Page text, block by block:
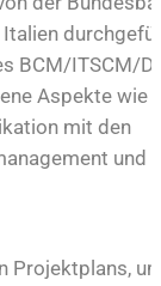
Italien
BCM/ITSCM/
Aspekte wie
mit den
und
Projektplans,